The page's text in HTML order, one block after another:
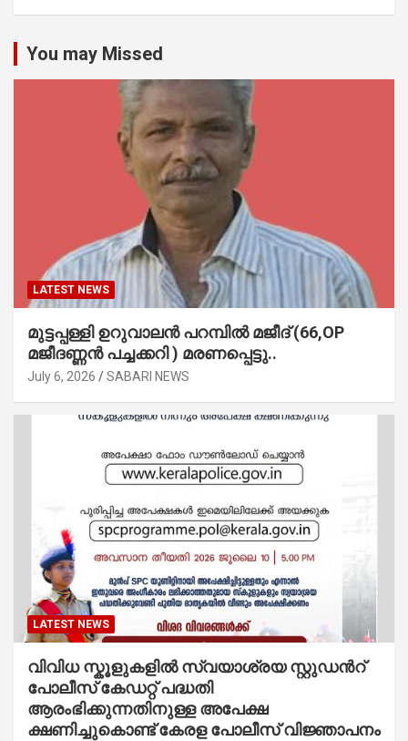
You may Missed
LATEST NEWS
മുട്ടപ്പള്ളി ഉറുവാലൻ പറമ്പിൽ മജീദ് (66,OP
മജീദണ്ണൻ പച്ചക്കറി ) മരണപ്പെട്ടു..
July 6, 2026 SABARI NEWS
LATEST NEWS
വിവിധ സ്കൂളുകളില്‍ സ്വയാശ്രയ സ്റ്റുഡന്‍റ്
പോലീസ് കേഡറ്റ് പദ്ധതി
ആരംഭിക്കുന്നതിനുള്ള അപേക്ഷ
ക്ഷണിച്ചുകൊണ്ട് കേരള പോലീസ് വിജ്ഞാപനം